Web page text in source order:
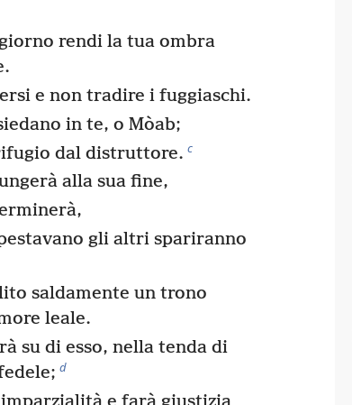
rendi la tua ombra
e non tradire i fuggiaschi.
in te, o Mòab;
dal distruttore. c
alla sua fine,
gli altri spariranno
saldamente un trono
leale.
su di esso, nella tenda di
d